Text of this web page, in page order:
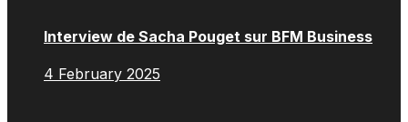
Interview de Sacha Pouget sur BFM Business
4 February 2025